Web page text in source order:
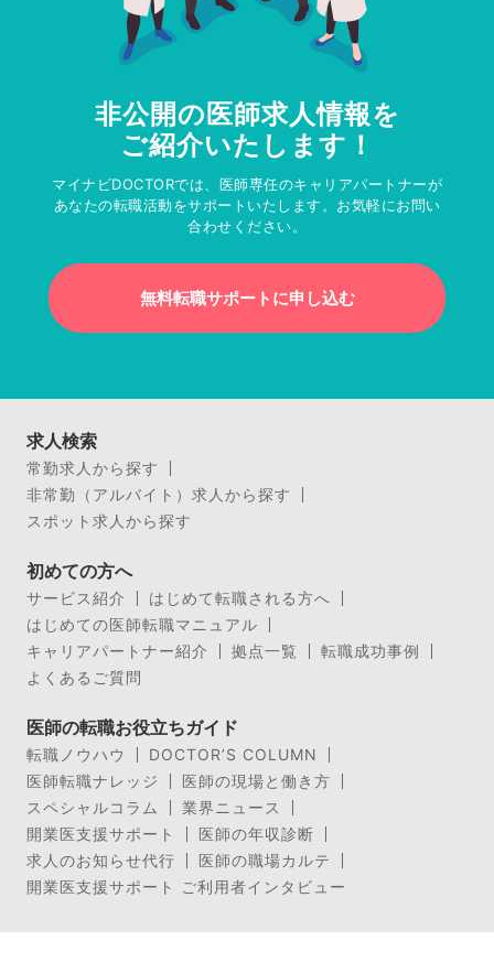
非公開の医師求人情報を
ご紹介いたします！
マイナビDOCTORでは、医師専任のキャリアパートナーが
あなたの転職活動をサポートいたします。お気軽にお問い
合わせください。
無料転職サポートに申し込む
求人検索
常勤求人から探す
非常勤（アルバイト）求人から探す
スポット求人から探す
初めての方へ
サービス紹介
はじめて転職される方へ
はじめての医師転職マニュアル
キャリアパートナー紹介
拠点一覧
転職成功事例
よくあるご質問
医師の転職お役立ちガイド
転職ノウハウ
DOCTOR’S COLUMN
医師転職ナレッジ
医師の現場と働き方
スペシャルコラム
業界ニュース
開業医支援サポート
医師の年収診断
求人のお知らせ代行
医師の職場カルテ
開業医支援サポート ご利用者インタビュー